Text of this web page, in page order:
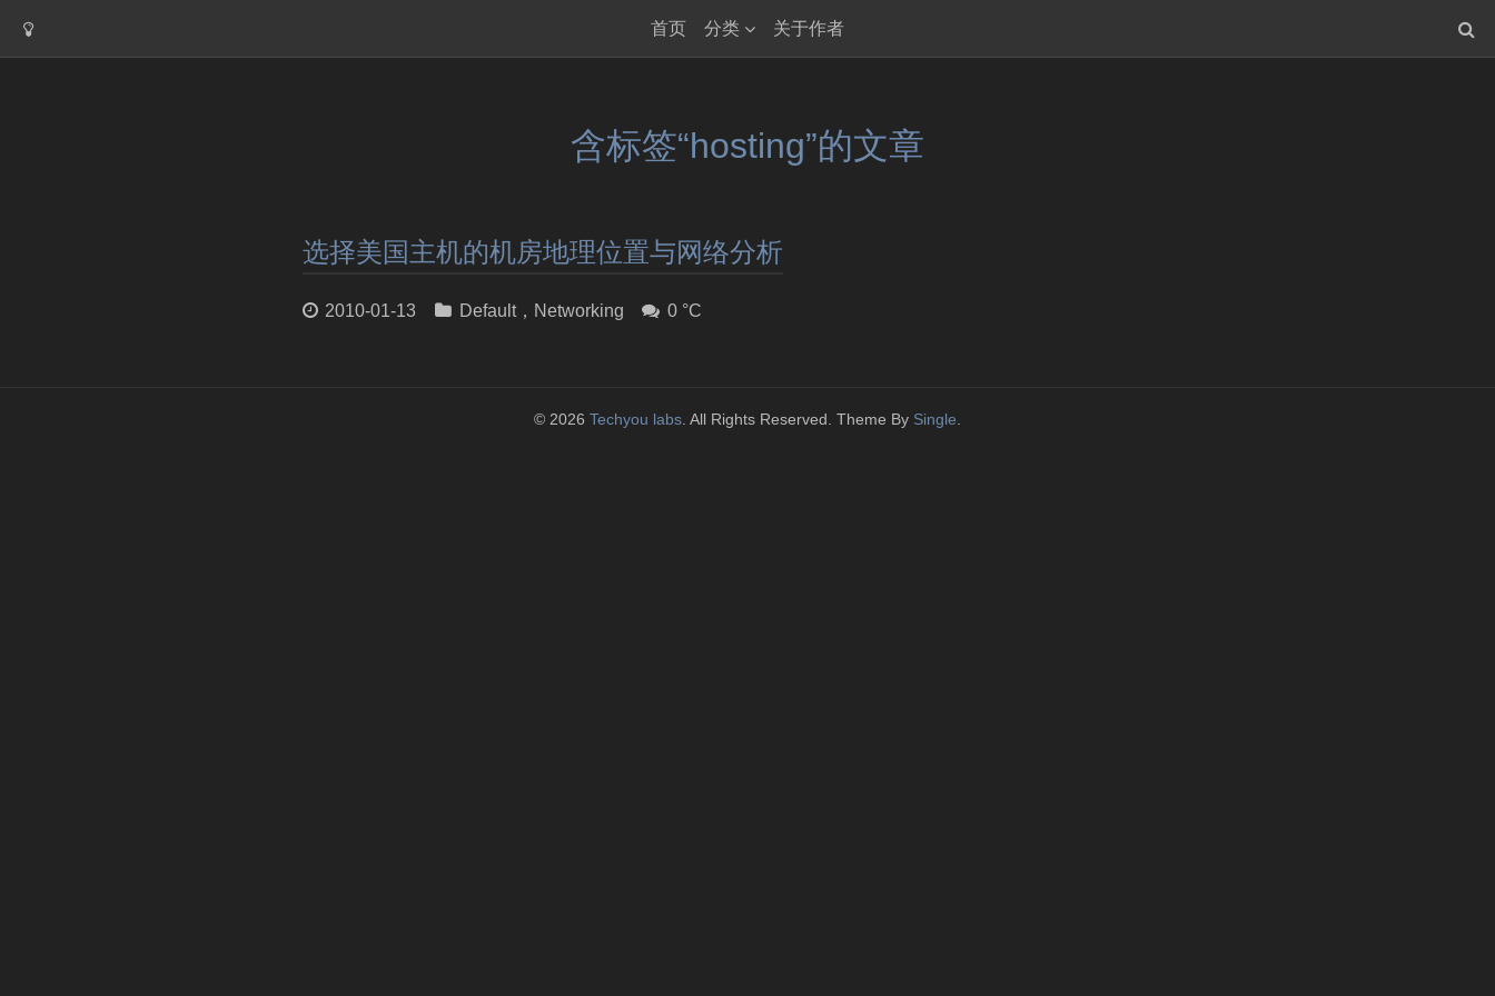
首页 分类 关于作者
含标签“hosting”的文章
选择美国主机的机房地理位置与网络分析
2010-01-13 Default， Networking 0 °C
© 2026 Techyou labs . All Rights Reserved. Theme By Single